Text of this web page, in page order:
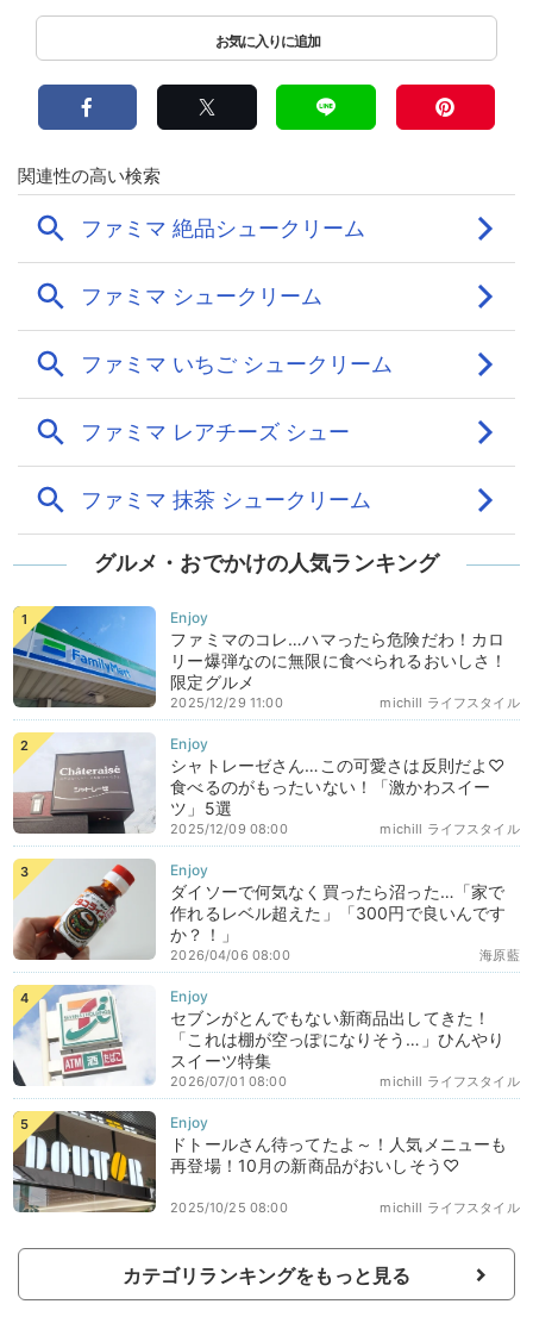
グルメ・おでかけの人気ランキング
ファミマのコレ…ハマったら危険だわ！カロ
リー爆弾なのに無限に食べられるおいしさ！
限定グルメ
michill ライフスタイル
2025/12/29 11:00
シャトレーゼさん…この可愛さは反則だよ♡
食べるのがもったいない！「激かわスイー
ツ」5選
michill ライフスタイル
2025/12/09 08:00
ダイソーで何気なく買ったら沼った…「家で
作れるレベル超えた」「300円で良いんです
か？！」
海原藍
2026/04/06 08:00
セブンがとんでもない新商品出してきた！
「これは棚が空っぽになりそう…」ひんやり
スイーツ特集
michill ライフスタイル
2026/07/01 08:00
ドトールさん待ってたよ～！人気メニューも
再登場！10月の新商品がおいしそう♡
michill ライフスタイル
2025/10/25 08:00
カテゴリランキングをもっと見る